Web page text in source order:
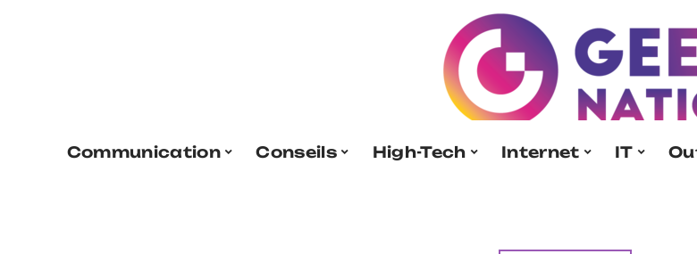
Communication Conseils High-Tech Internet IT